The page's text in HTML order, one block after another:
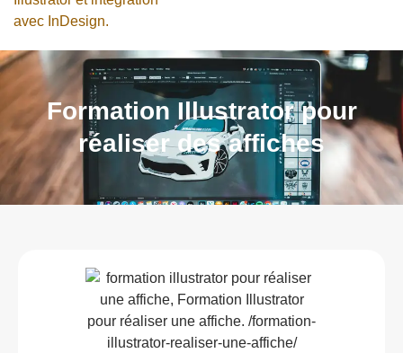
Formation Illustrator pour
réaliser des affiches